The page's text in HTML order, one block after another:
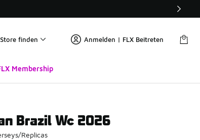
Store finden Anmelden | FLX Beitreten
Membership
Brazil Wc 2026
Replicas